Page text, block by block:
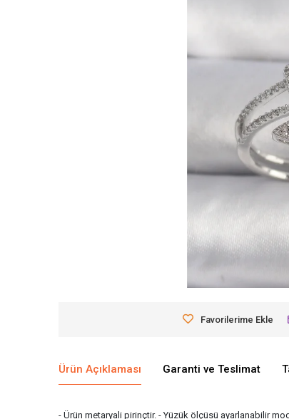
Favorilerime Ekle
Ürün Açıklaması Garanti ve Teslimat
- Ürün metaryali pirinçtir. - Yüzük ölçüsü ayarlanabilir